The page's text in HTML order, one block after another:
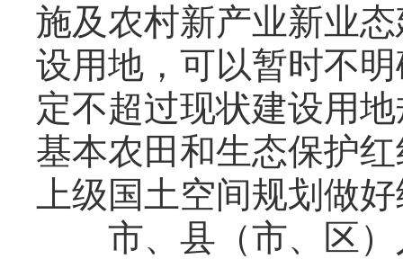
施及农村新产业新业
设用地，可以暂时不
定不超过现状建设用
基本农田和生态保护
上级国土空间规划做
市、县（市、区）